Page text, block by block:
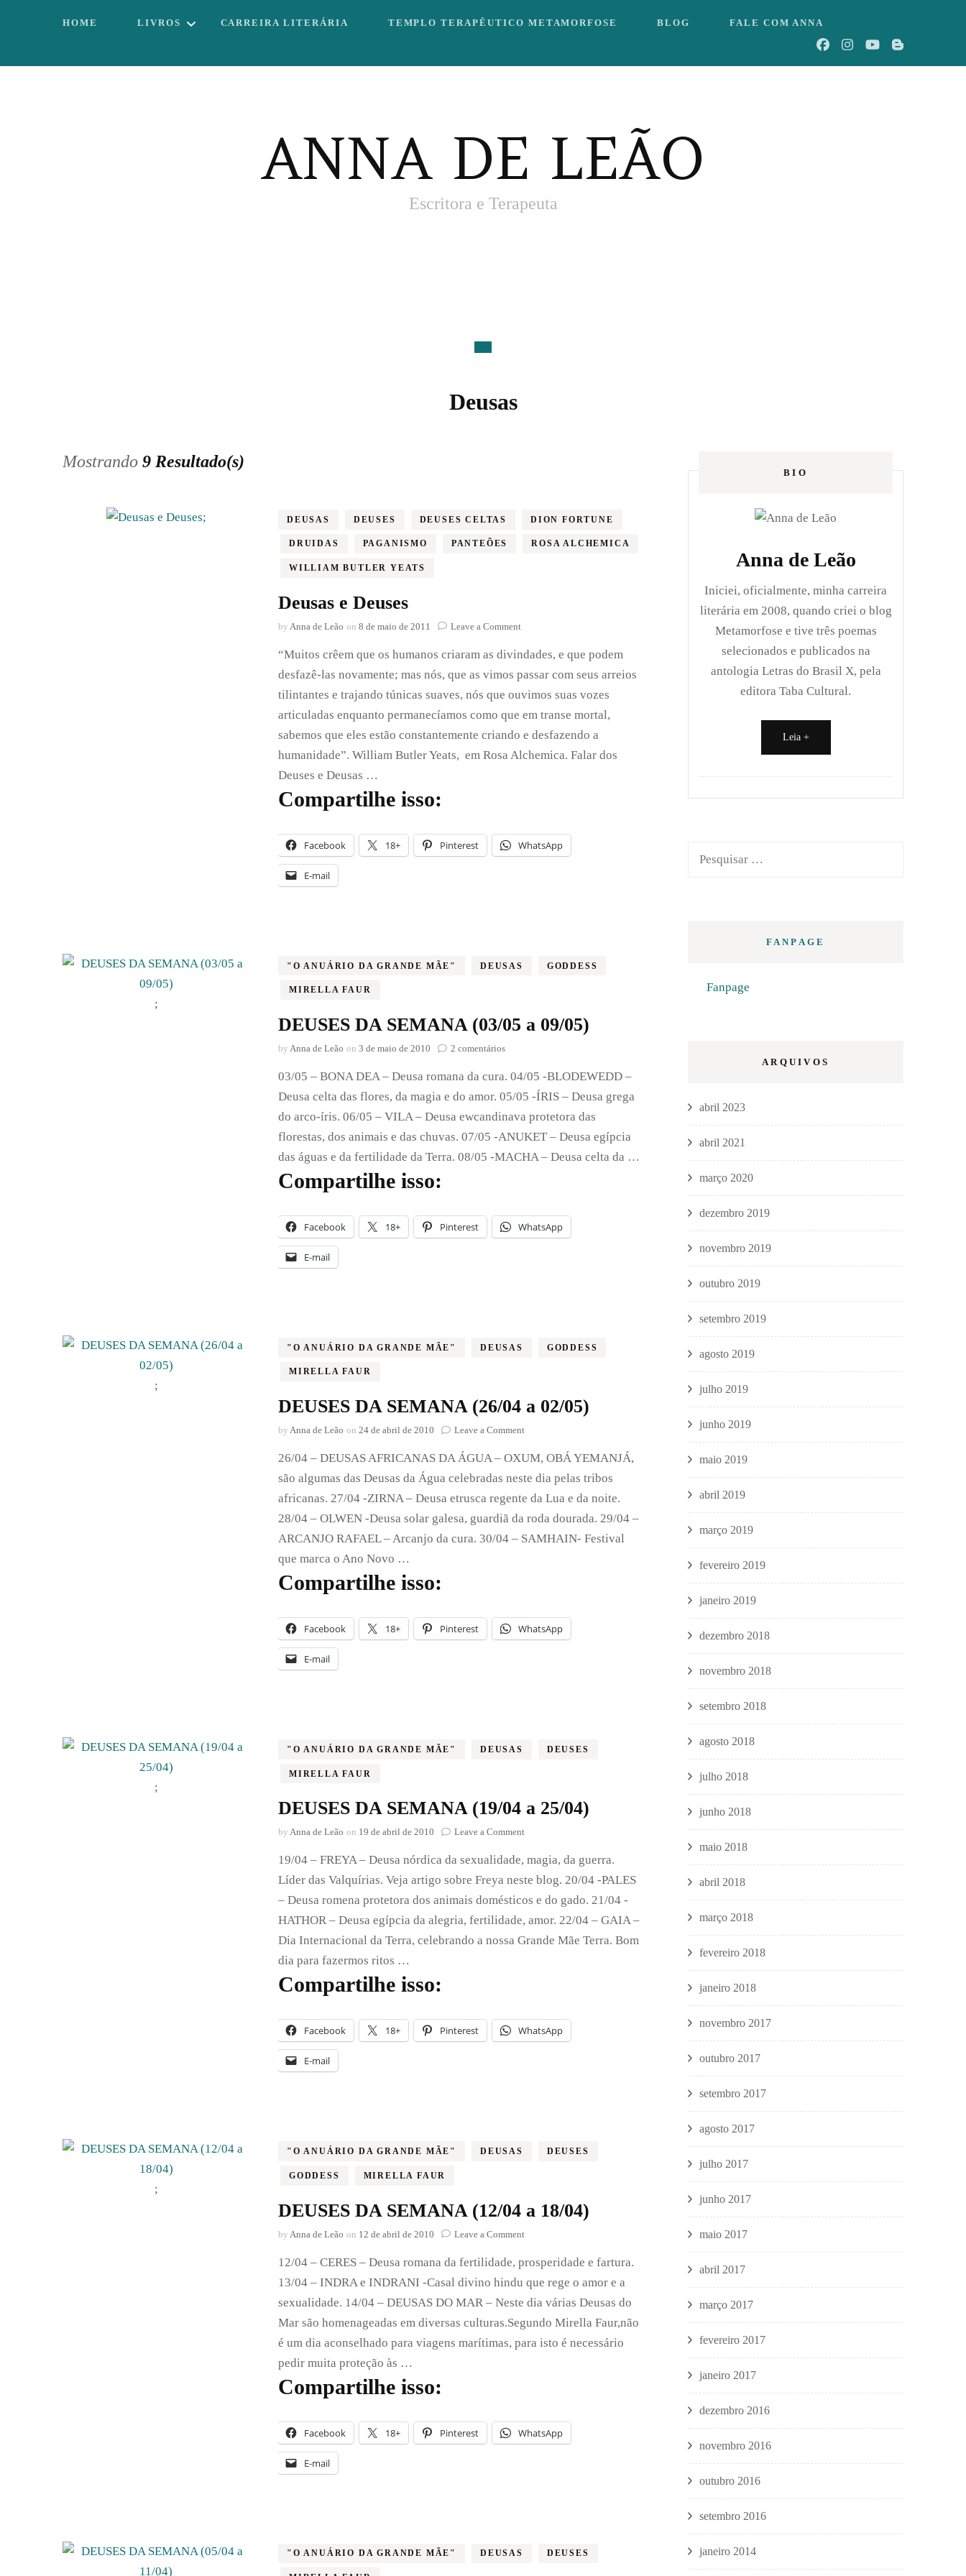
HOME LIVROS CARREIRA LITERÁRIA TEMPLO TERAPÊUTICO METAMORFOSE BLOG FALE COM ANNA
ANNA DE LEÃO
Escritora e Terapeuta
Deusas
Mostrando 9 Resultado(s)
; DEUSAS DEUSES DEUSES CELTAS DION FORTUNE
DRUIDAS PAGANISMO PANTEÕES ROSA ALCHEMICA
WILLIAM BUTLER YEATS
Deusas e Deuses
by Anna de Leão on 8 de maio de 2011 Leave a Commenton
e
“Muitos crêem que os humanos criaram as divindades, e que podem
desfazê-las novamente; mas nós, que as vimos passar com seus arreios
tilintantes e trajando túnicas suaves, nós que ouvimos suas vozes
articuladas enquanto permanecíamos como que em transe mortal,
sabemos que eles estão constantemente criando e desfazendo a
humanidade”. William Butler Yeats, em Rosa Alchemica. Falar dos
Deuses e Deusas …
Compartilhe isso:
Facebook 18+ Pinterest WhatsApp
E-mail
;
"O ANUÁRIO DA GRANDE MÃE" DEUSAS GODDESS
MIRELLA FAUR
DEUSES DA SEMANA (03/05 a 09/05)
by Anna de Leão on 3 de maio de 2010 2 comentáriosem
DA
SEMANA
a
09/05)
03/05 – BONA DEA – Deusa romana da cura. 04/05 -BLODEWEDD –
Deusa celta das flores, da magia e do amor. 05/05 -ÍRIS – Deusa grega
do arco-íris. 06/05 – VILA – Deusa ewcandinava protetora das
florestas, dos animais e das chuvas. 07/05 -ANUKET – Deusa egípcia
das águas e da fertilidade da Terra. 08/05 -MACHA – Deusa celta da …
Compartilhe isso:
Facebook 18+ Pinterest WhatsApp
E-mail
;
"O ANUÁRIO DA GRANDE MÃE" DEUSAS GODDESS
MIRELLA FAUR
DEUSES DA SEMANA (26/04 a 02/05)
by Anna de Leão on 24 de abril de 2010 Leave a Commenton
DA
SEMANA
a
02/05)
26/04 – DEUSAS AFRICANAS DA ÁGUA – OXUM, OBÁ YEMANJÁ,
são algumas das Deusas da Água celebradas neste dia pelas tribos
africanas. 27/04 -ZIRNA – Deusa etrusca regente da Lua e da noite.
28/04 – OLWEN -Deusa solar galesa, guardiã da roda dourada. 29/04 –
ARCANJO RAFAEL – Arcanjo da cura. 30/04 – SAMHAIN- Festival
que marca o Ano Novo …
Compartilhe isso:
Facebook 18+ Pinterest WhatsApp
E-mail
;
"O ANUÁRIO DA GRANDE MÃE" DEUSAS DEUSES
MIRELLA FAUR
DEUSES DA SEMANA (19/04 a 25/04)
by Anna de Leão on 19 de abril de 2010 Leave a Commenton
DA
SEMANA
a
25/04)
19/04 – FREYA – Deusa nórdica da sexualidade, magia, da guerra.
Líder das Valquírias. Veja artigo sobre Freya neste blog. 20/04 -PALES
– Deusa romena protetora dos animais domésticos e do gado. 21/04 -
HATHOR – Deusa egípcia da alegria, fertilidade, amor. 22/04 – GAIA –
Dia Internacional da Terra, celebrando a nossa Grande Mãe Terra. Bom
dia para fazermos ritos …
Compartilhe isso:
Facebook 18+ Pinterest WhatsApp
E-mail
;
"O ANUÁRIO DA GRANDE MÃE" DEUSAS DEUSES
GODDESS MIRELLA FAUR
DEUSES DA SEMANA (12/04 a 18/04)
by Anna de Leão on 12 de abril de 2010 Leave a Commenton
DA
(12/04
a
18/04)
12/04 – CERES – Deusa romana da fertilidade, prosperidade e fartura.
13/04 – INDRA e INDRANI -Casal divino hindu que rege o amor e a
sexualidade. 14/04 – DEUSAS DO MAR – Neste dia várias Deusas do
Mar são homenageadas em diversas culturas.Segundo Mirella Faur,não
é um dia aconselhado para viagens marítimas, para isto é necessário
pedir muita proteção às …
Compartilhe isso:
Facebook 18+ Pinterest WhatsApp
E-mail
"O ANUÁRIO DA GRANDE MÃE" DEUSAS DEUSES
BIO
Anna de Leão
Iniciei, oficialmente, minha carreira
literária em 2008, quando criei o blog
Metamorfose e tive três poemas
selecionados e publicados na
antologia Letras do Brasil X, pela
editora Taba Cultural.
Leia +
Pesquisar
FANPAGE
Fanpage
ARQUIVOS
abril 2023
abril 2021
março 2020
dezembro 2019
novembro 2019
outubro 2019
setembro 2019
agosto 2019
julho 2019
junho 2019
maio 2019
abril 2019
março 2019
fevereiro 2019
janeiro 2019
dezembro 2018
novembro 2018
setembro 2018
agosto 2018
julho 2018
junho 2018
maio 2018
abril 2018
março 2018
fevereiro 2018
janeiro 2018
novembro 2017
outubro 2017
setembro 2017
agosto 2017
julho 2017
junho 2017
maio 2017
abril 2017
março 2017
fevereiro 2017
janeiro 2017
dezembro 2016
novembro 2016
outubro 2016
setembro 2016
janeiro 2014